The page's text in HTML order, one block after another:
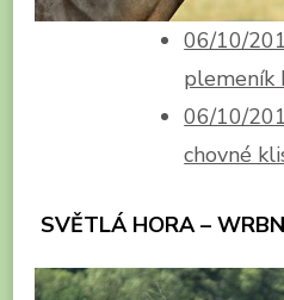
06/10/
plemeník
06/10/
chovné
SVĚTLÁ HORA –